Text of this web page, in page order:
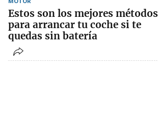
Estos son los mejores métodos
para arrancar tu coche si te
quedas sin batería